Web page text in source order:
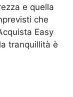
e quella
che
Easy
tranquillità è